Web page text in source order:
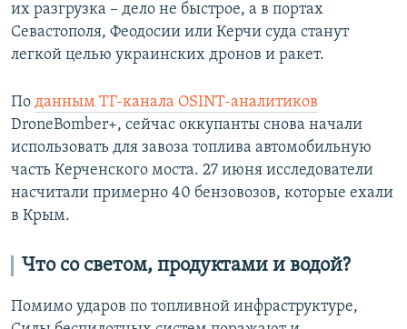
их разгрузка – дело не быстрое, а в портах
Севастополя, Феодосии или Керчи суда станут
легкой целью украинских дронов и ракет.
По данным ТГ-канала OSINT-аналитиков
DroneBomber+, сейчас оккупанты снова начали
использовать для завоза топлива автомобильную
часть Керченского моста. 27 июня исследователи
насчитали примерно 40 бензовозов, которые ехали
в Крым.
Что со светом, продуктами и водой?
Помимо ударов по топливной инфраструктуре,